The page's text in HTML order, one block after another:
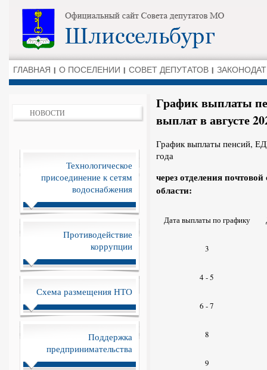
ГЛАВНАЯ О ПОСЕЛЕНИИ СОВЕТ ДЕПУТАТОВ
НОВОСТИ
Технологическое
присоединение к сетям
водоснабжения
Противодействие
коррупции
Схема размещения НТО
Поддержка
предпринимательства
График выплаты
выплат в августе
График выплаты пенсий,
года
через отделения
области:
Дата выплаты по графику
3
4 - 5
6 - 7
8
9